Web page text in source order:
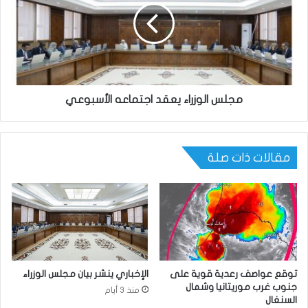
مجلس الوزراء يعقد اجتماعه الأسبوعي
مقالات ذات صلة
توقع عواصف رعدية قوية على
جنوب غرب موريتانيا وشمال
السنغال
الإخباري ينشر بيان مجلس الوزراء
منذ 3 أيام